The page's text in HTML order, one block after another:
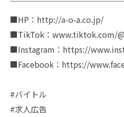
￣￣￣￣￣￣￣￣￣￣￣￣￣
■HP：http://a-o-a.co.jp/
■TikTok：www.tiktok.com/
■Instagram：https://
■Facebook：https://
#バイトル
#求人広告